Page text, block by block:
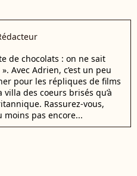
de chocolats : on ne sait
Avec Adrien, c’est un peu
pour les répliques de films
des coeurs brisés qu’à
Rassurez-vous,
moins pas encore...